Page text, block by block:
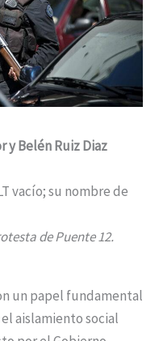
y Belén Ruiz Diaz
de Puente 12.
un papel fundamental
aislamiento social